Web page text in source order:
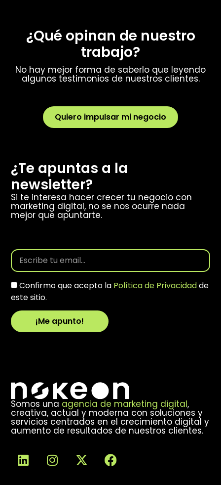
¿Qué opinan de nuestro
trabajo?
No hay mejor forma de saberlo que leyendo
algunos testimonios de nuestros clientes.
Quiero impulsar mi negocio
¿Te apuntas a la
newsletter?
Si te interesa hacer crecer tu negocio con
marketing digital, no se nos ocurre nada
mejor que apuntarte.
Confirmo que acepto la Política de Privacidadde
este sitio.
¡Me apunto!
Somos una agencia de marketing digital,
creativa, actual y moderna con soluciones y
servicios centrados en el crecimiento digital y
aumento de resultados de nuestros clientes.